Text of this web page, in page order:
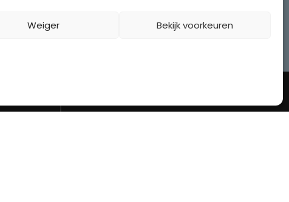
Weiger Bekijk voorkeuren